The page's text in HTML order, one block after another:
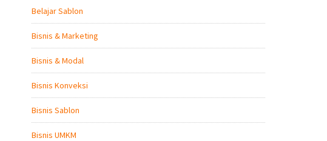
Belajar Sablon
Bisnis & Marketing
Bisnis & Modal
Bisnis Konveksi
Bisnis Sablon
Bisnis UMKM